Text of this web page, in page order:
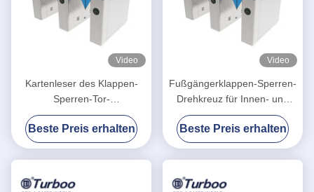
Video
Kartenleser des Klappen-
Sperren-Tor-
Zugriffskontrollsystem-
Integarted RFID und QR-
Scanner
Beste Preis erhalten
Video
Fußgängerklappen-Sperren-
Drehkreuz für Innen- und
Security Management im
Freien
Beste Preis erhalten